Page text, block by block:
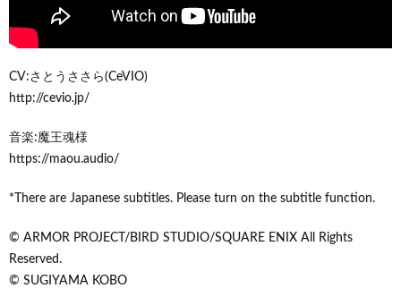
CV:さとうささら(CeVIO)
http://cevio.jp/
音楽:魔王魂様
https://maou.audio/
*There are Japanese subtitles. Please turn on the subtitle function.
© ARMOR PROJECT/BIRD STUDIO/SQUARE ENIX All Rights
Reserved.
© SUGIYAMA KOBO